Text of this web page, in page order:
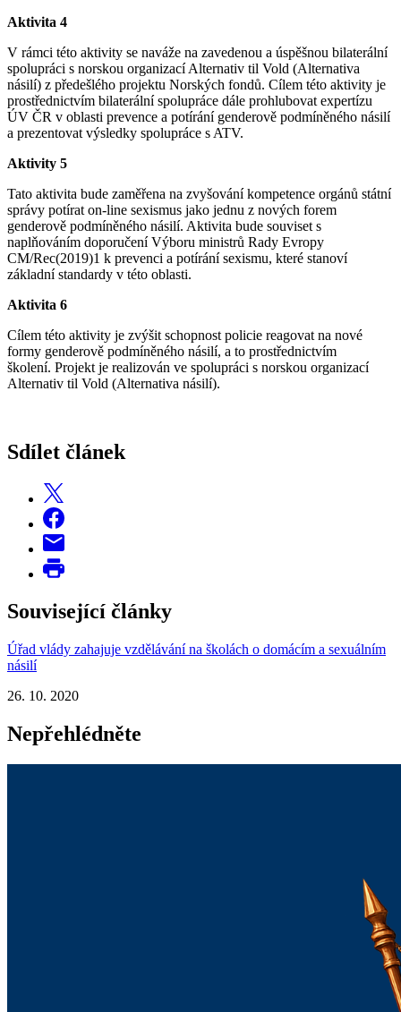
Aktivita 4
V rámci této aktivity se naváže na zavedenou a úspěšnou bilaterální
spolupráci s norskou organizací Alternativ til Vold (Alternativa
násilí) z předešlého projektu Norských fondů. Cílem této aktivity je
prostřednictvím bilaterální spolupráce dále prohlubovat expertízu
ÚV ČR v oblasti prevence a potírání genderově podmíněného násilí
a prezentovat výsledky spolupráce s ATV.
Aktivity 5
Tato aktivita bude zaměřena na zvyšování kompetence orgánů státní
správy potírat on-line sexismus jako jednu z nových forem
genderově podmíněného násilí. Aktivita bude souviset s
naplňováním doporučení Výboru ministrů Rady Evropy
CM/Rec(2019)1 k prevenci a potírání sexismu, které stanoví
základní standardy v této oblasti.
Aktivita 6
Cílem této aktivity je zvýšit schopnost policie reagovat na nové
formy genderově podmíněného násilí, a to prostřednictvím
školení. Projekt je realizován ve spolupráci s norskou organizací
Alternativ til Vold (Alternativa násilí).
Sdílet článek
Související články
Úřad vlády zahajuje vzdělávání na školách o domácím a sexuálním
násilí
26. 10. 2020
Nepřehlédněte